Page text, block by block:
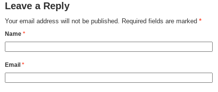
Leave a Reply
Your email address will not be published. Required fields are marked *
Name *
Email *